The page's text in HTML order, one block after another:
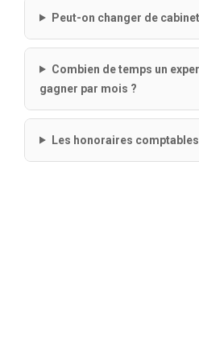
Peut-on changer de
Combien de temps un
gagner par mois ?
Les honoraires